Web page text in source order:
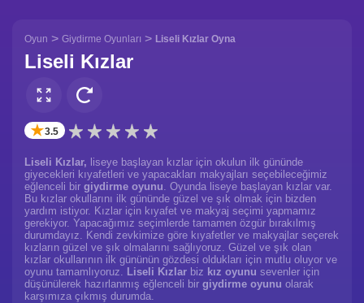
Oyun > Giydirme Oyunları > Liseli Kızlar Oyna
Liseli Kızlar
✭3.5
Liseli Kızlar, liseye başlayan kızlar için okulun ilk gününde
giyecekleri kıyafetleri ve yapacakları makyajları seçebileceğimiz
eğlenceli bir giydirme oyunu. Oyunda liseye başlayan kızlar var.
Bu kızlar okullarını ilk gününde güzel ve şık olmak için bizden
yardım istiyor. Kızlar için kıyafet ve makyaj seçimi yapmamız
gerekiyor. Yapacağımız seçimlerde tamamen özgür bırakılmış
durumdayız. Kendi zevkimize göre kıyafetler ve makyajlar seçerek
kızların güzel ve şık olmalarını sağlıyoruz. Güzel ve şık olan
kızlar okullarının ilk gününün gözdesi oldukları için mutlu oluyor ve
oyunu tamamlıyoruz. Liseli Kızlar biz kız oyunu sevenler için
düşünülerek hazırlanmış eğlenceli bir giydirme oyunu olarak
karşımıza çıkmış durumda.